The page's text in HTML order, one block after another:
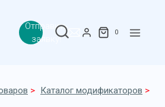
Отправить
заявку!
0
> Каталог модификаторов >